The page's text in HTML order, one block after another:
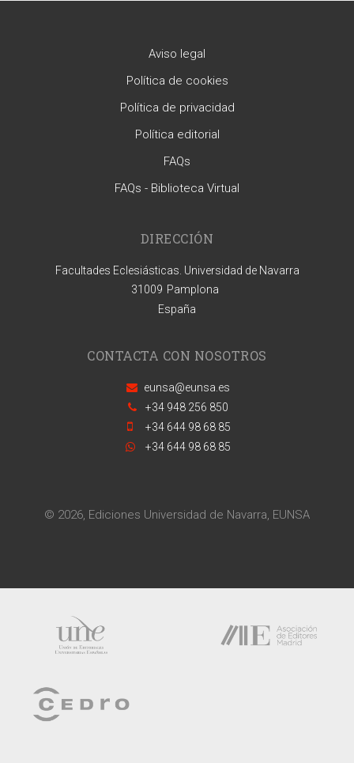
Aviso legal
Política de cookies
Política de privacidad
Política editorial
FAQs
FAQs - Biblioteca Virtual
DIRECCIÓN
Facultades Eclesiásticas. Universidad de Navarra
31009 Pamplona
España
CONTACTA CON NOSOTROS
eunsa@eunsa.es
+34 948 256 850
+34 644 98 68 85
+34 644 98 68 85
© 2026, Ediciones Universidad de Navarra, EUNSA